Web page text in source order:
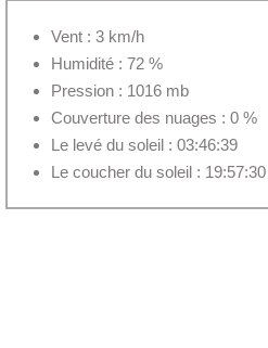
Vent : 3 km/h
Humidité : 72 %
Pression : 1016 mb
Couverture des nuages : 0 %
Le levé du soleil : 03:46:39
Le coucher du soleil : 19:57:30